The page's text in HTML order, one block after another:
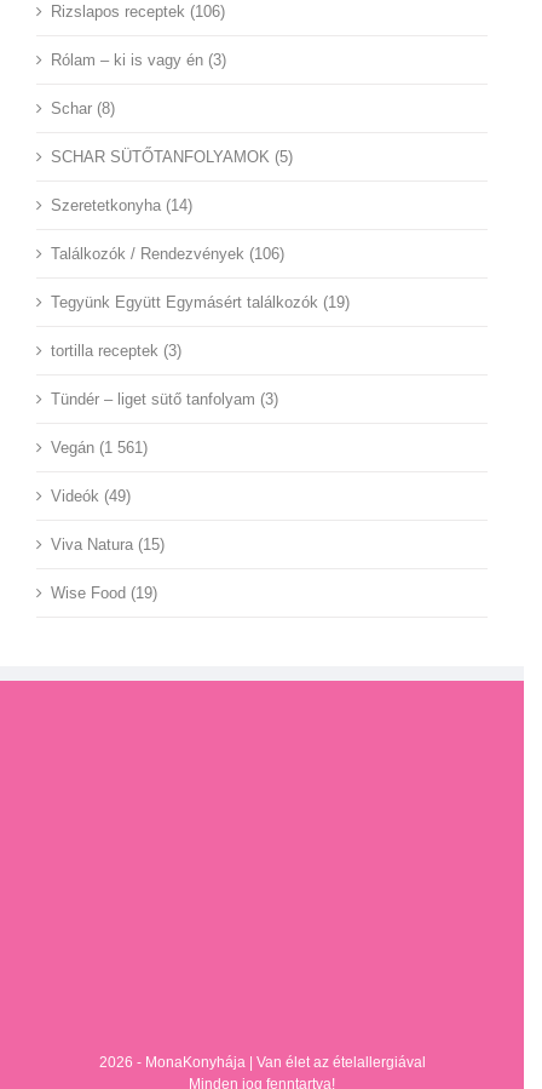
Rizslapos receptek (106)
Rólam – ki is vagy én (3)
Schar (8)
SCHAR SÜTŐTANFOLYAMOK (5)
Szeretetkonyha (14)
Találkozók / Rendezvények (106)
Tegyünk Együtt Egymásért találkozók (19)
tortilla receptek (3)
Tündér – liget sütő tanfolyam (3)
Vegán (1 561)
Videók (49)
Viva Natura (15)
Wise Food (19)
2026 - MonaKonyhája | Van élet az ételallergiával
Minden jog fenntartva!